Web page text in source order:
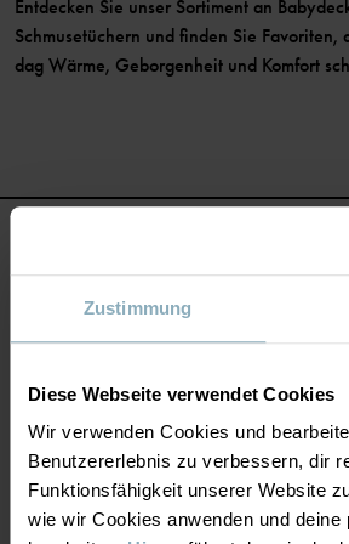
Zustimmung
Diese Webseite verwendet Cookies
Wir verwenden Cookies und
Benutzererlebnis zu verbessern, dir
Funktionsfähigkeit unserer Website
wie wir Cookies anwenden und deine
Entdecken Sie unser Sortiment an
Schmusetüchern und finden Sie Favoriten,
dag Wärme, Geborgenheit und Komfort
Sei dabei und spare 15%
ersten Einkauf!
JA, BITTE